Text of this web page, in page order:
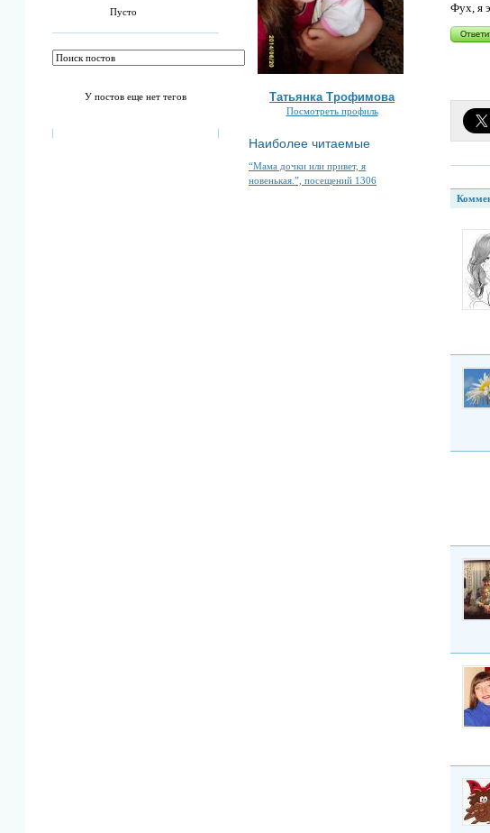
Пусто
У постов еще нет тегов Татьянка Трофимова
Посмотреть профиль
Наиболее читаемые
“Мама дочки или привет, я
новенькая.”, посещений 1306
Фух, я